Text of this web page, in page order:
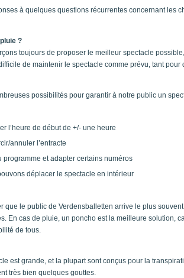
à quelques questions récurrentes concernant les
?
toujours de proposer le meilleur spectacle
de maintenir le spectacle comme prévu, tant
possibilités pour garantir à notre public un
l’heure de début de +/- une heure
annuler l’entracte
programme et adapter certains numéros
déplacer le spectacle en intérieur
que le public de Verdensballetten arrive le plus
En cas de pluie, un poncho est la meilleure solution,
de tous.
est grande, et la plupart sont conçus pour la
très bien quelques gouttes.